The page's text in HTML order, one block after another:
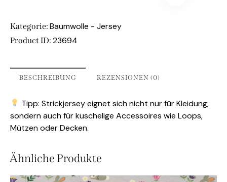
Kategorie: Baumwolle - Jersey
Product ID: 23694
BESCHREIBUNG REZENSIONEN (0)
Tipp: Strickjersey eignet sich nicht nur für Kleidung,
sondern auch für kuschelige Accessoires wie Loops,
Mützen oder Decken.
Ähnliche Produkte